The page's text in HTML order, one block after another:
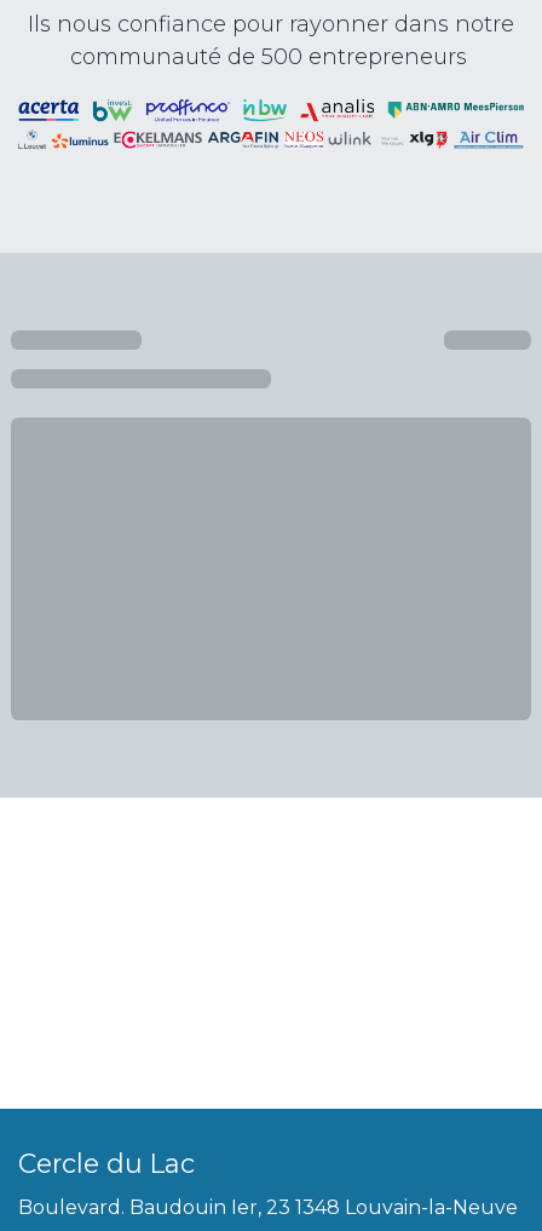
Ils nous confiance pour rayonner dans notre
communauté de 500 entrepreneurs
Cercle du Lac
Boulevard. Baudouin Ier, 23 1348 Louvain-la-Neuve